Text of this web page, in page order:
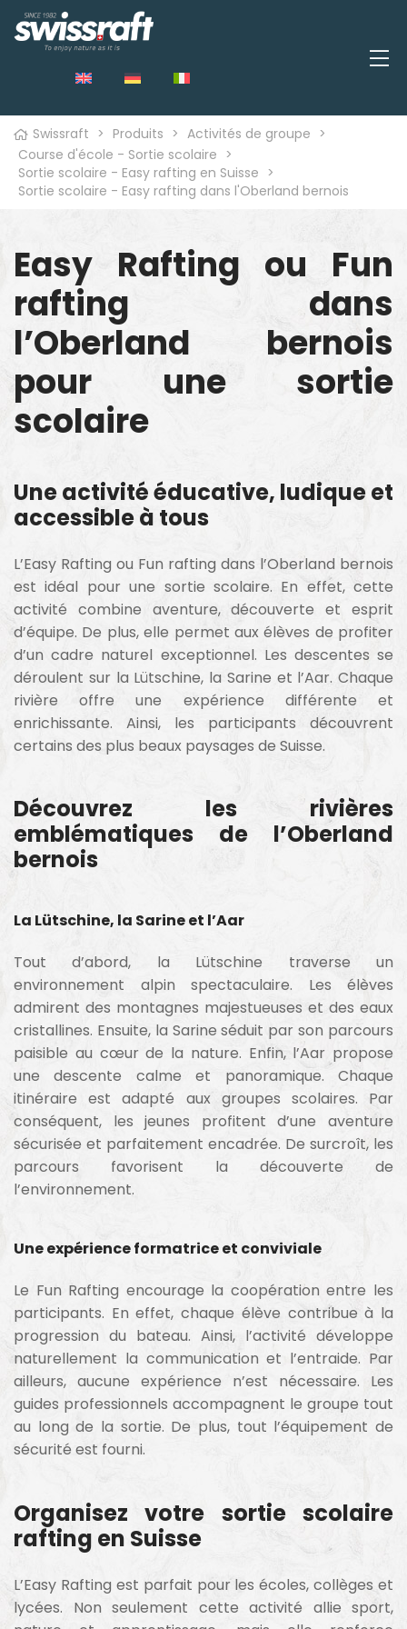
Swissraft > Produits > Activités de groupe >
Course d'école - Sortie scolaire >
Sortie scolaire - Easy rafting en Suisse >
Sortie scolaire - Easy rafting dans l'Oberland bernois
Easy Rafting ou Fun
rafting dans
l’Oberland bernois
pour une sortie
scolaire
Une activité éducative, ludique et
accessible à tous
L’Easy Rafting ou Fun rafting dans l’Oberland bernois
est idéal pour une sortie scolaire. En effet, cette
activité combine aventure, découverte et esprit
d’équipe. De plus, elle permet aux élèves de profiter
d’un cadre naturel exceptionnel. Les descentes se
déroulent sur la Lütschine, la Sarine et l’Aar. Chaque
rivière offre une expérience différente et
enrichissante. Ainsi, les participants découvrent
certains des plus beaux paysages de Suisse.
Découvrez les rivières
emblématiques de l’Oberland
bernois
La Lütschine, la Sarine et l’Aar
Tout d’abord, la Lütschine traverse un
environnement alpin spectaculaire. Les élèves
admirent des montagnes majestueuses et des eaux
cristallines. Ensuite, la Sarine séduit par son parcours
paisible au cœur de la nature. Enfin, l’Aar propose
une descente calme et panoramique. Chaque
itinéraire est adapté aux groupes scolaires. Par
conséquent, les jeunes profitent d’une aventure
sécurisée et parfaitement encadrée. De surcroît, les
parcours favorisent la découverte de
l’environnement.
Une expérience formatrice et conviviale
Le Fun Rafting encourage la coopération entre les
participants. En effet, chaque élève contribue à la
progression du bateau. Ainsi, l’activité développe
naturellement la communication et l’entraide. Par
ailleurs, aucune expérience n’est nécessaire. Les
guides professionnels accompagnent le groupe tout
au long de la sortie. De plus, tout l’équipement de
sécurité est fourni.
Organisez votre sortie scolaire
rafting en Suisse
L’Easy Rafting est parfait pour les écoles, collèges et
lycées. Non seulement cette activité allie sport,